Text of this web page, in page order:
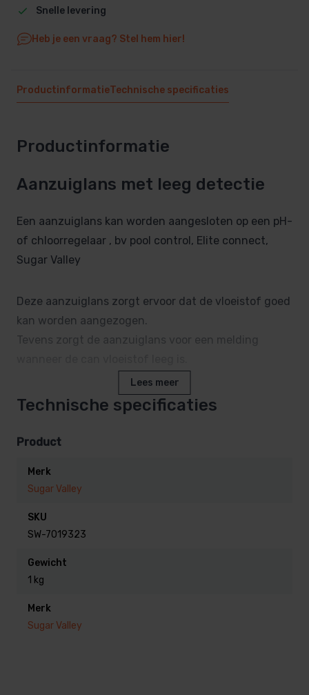
Snelle levering
Heb je een vraag? Stel hem hier!
ProductinformatieTechnische specificaties
Productinformatie
Aanzuiglans met leeg detectie
Een aanzuiglans kan worden aangesloten op een pH-
of chloorregelaar , bv pool control, Elite connect,
Sugar Valley
Deze aanzuiglans zorgt ervoor dat de vloeistof goed
kan worden aangezogen.
Tevens zorgt de aanzuiglans voor een melding
Kan zowel voor vloeibare pH als Chloor gebruikt
Lees meer
Technische specificaties
Product
Merk
Sugar Valley
SKU
SW-7019323
Gewicht
1 kg
Merk
Sugar Valley